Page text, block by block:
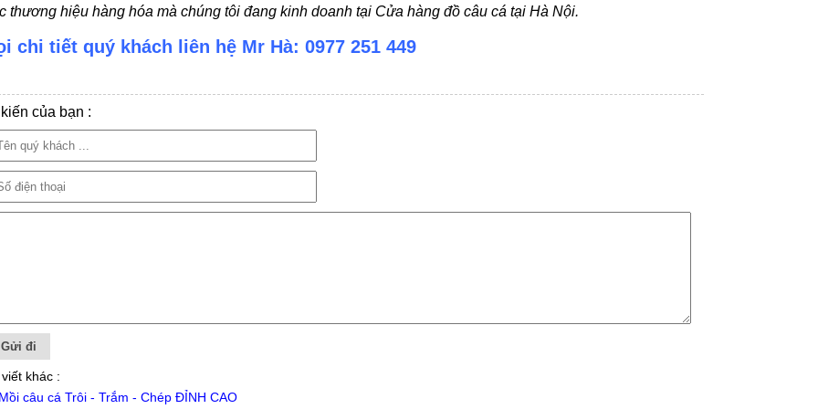
thương hiệu hàng hóa mà chúng tôi đang kinh doanh tại Cửa hàng đồ câu cá tại Hà Nội.
chi tiết quý khách liên hệ Mr Hà: 0977 251 449
của bạn :
viết khác :
Mồi câu cá Trôi - Trắm - Chép ĐỈNH CAO